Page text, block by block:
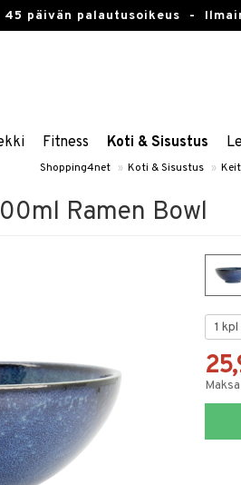
45 päivän palautusoikeus -
Fitness Koti & Sisustus
Shopping4net » Koti & Sisustus »
Ramen Bowl